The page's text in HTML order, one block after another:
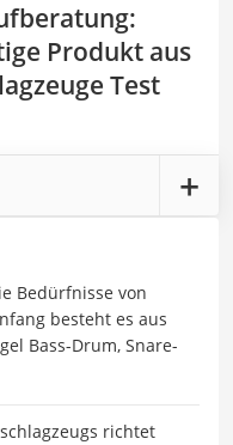
:
Produkt aus
Test
Bedürfnisse von
besteht es aus
Bass-Drum, Snare-
richtet